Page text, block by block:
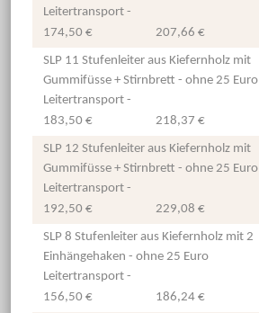
Leitertransport -
174,50 € 207,66 €
SLP 11 Stufenleiter aus Kiefernholz mit
Gummifüsse + Stirnbrett - ohne 25 Euro
Leitertransport -
183,50 € 218,37 €
SLP 12 Stufenleiter aus Kiefernholz mit
Gummifüsse + Stirnbrett - ohne 25 Euro
Leitertransport -
192,50 € 229,08 €
SLP 8 Stufenleiter aus Kiefernholz mit 2
Einhängehaken - ohne 25 Euro
Leitertransport -
156,50 € 186,24 €